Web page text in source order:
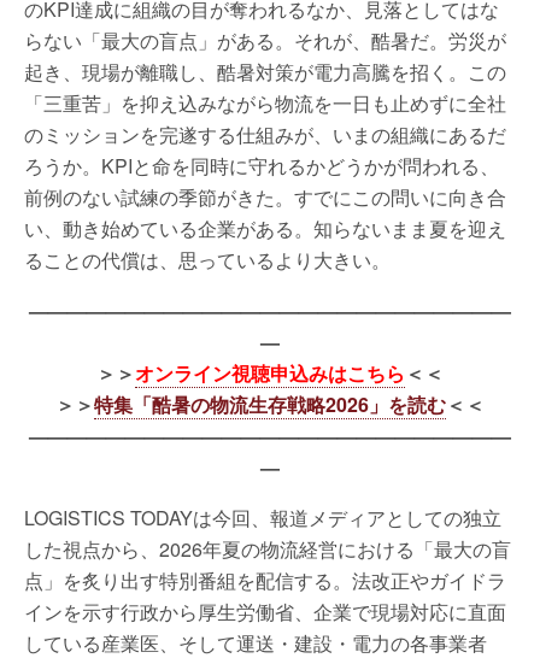
のKPI達成に組織の目が奪われるなか、見落としてはな
らない「最大の盲点」がある。それが、酷暑だ。労災が
起き、現場が離職し、酷暑対策が電力高騰を招く。この
「三重苦」を抑え込みながら物流を一日も止めずに全社
のミッションを完遂する仕組みが、いまの組織にあるだ
ろうか。KPIと命を同時に守れるかどうかが問われる、
前例のない試練の季節がきた。すでにこの問いに向き合
い、動き始めている企業がある。知らないまま夏を迎え
ることの代償は、思っているより大きい。
—————————————————————————
—
＞＞オンライン視聴申込みはこちら ＜＜
＞＞特集「酷暑の物流生存戦略2026」を読む＜＜
—————————————————————————
—
LOGISTICS TODAYは今回、報道メディアとしての独立
した視点から、2026年夏の物流経営における「最大の盲
点」を炙り出す特別番組を配信する。法改正やガイドラ
インを示す行政から厚生労働省、企業で現場対応に直面
している産業医、そして運送・建設・電力の各事業者